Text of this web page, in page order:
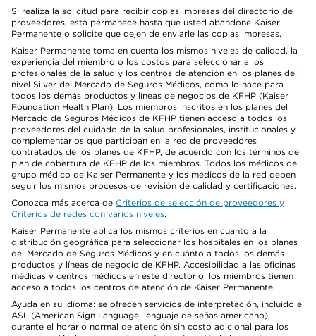
Si realiza la solicitud para recibir copias impresas del directorio de
proveedores, esta permanece hasta que usted abandone Kaiser
Permanente o solicite que dejen de enviarle las copias impresas.
Kaiser Permanente toma en cuenta los mismos niveles de calidad, la
experiencia del miembro o los costos para seleccionar a los
profesionales de la salud y los centros de atención en los planes del
nivel Silver del Mercado de Seguros Médicos, como lo hace para
todos los demás productos y líneas de negocios de KFHP (Kaiser
Foundation Health Plan). Los miembros inscritos en los planes del
Mercado de Seguros Médicos de KFHP tienen acceso a todos los
proveedores del cuidado de la salud profesionales, institucionales y
complementarios que participan en la red de proveedores
contratados de los planes de KFHP, de acuerdo con los términos del
plan de cobertura de KFHP de los miembros. Todos los médicos del
grupo médico de Kaiser Permanente y los médicos de la red deben
seguir los mismos procesos de revisión de calidad y certificaciones.
Conozca más acerca de Criterios de selección de proveedores y
Criterios de redes con varios niveles.
Kaiser Permanente aplica los mismos criterios en cuanto a la
distribución geográfica para seleccionar los hospitales en los planes
del Mercado de Seguros Médicos y en cuanto a todos los demás
productos y líneas de negocio de KFHP. Accesibilidad a las oficinas
médicas y centros médicos en este directorio: los miembros tienen
acceso a todos los centros de atención de Kaiser Permanente.
Ayuda en su idioma: se ofrecen servicios de interpretación, incluido el
ASL (American Sign Language, lenguaje de señas americano),
durante el horario normal de atención sin costo adicional para los